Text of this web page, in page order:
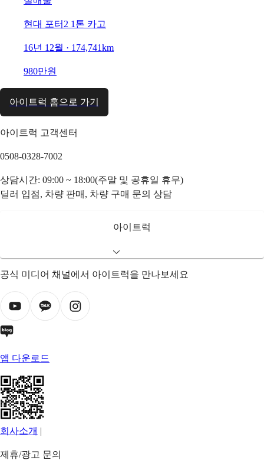
현대 포터2 1톤 카고
16년 12월 · 174,741km
980만원
아이트럭 홈으로 가기
아이트럭 고객센터
0508-0328-7002
상담시간: 09:00 ~ 18:00(주말 및 공휴일 휴무)
딜러 입점, 차량 판매, 차량 구매 문의 상담
아이트럭
공식 미디어 채널에서 아이트럭을 만나보세요
앱 다운로드
회사소개 |
제휴/광고 문의